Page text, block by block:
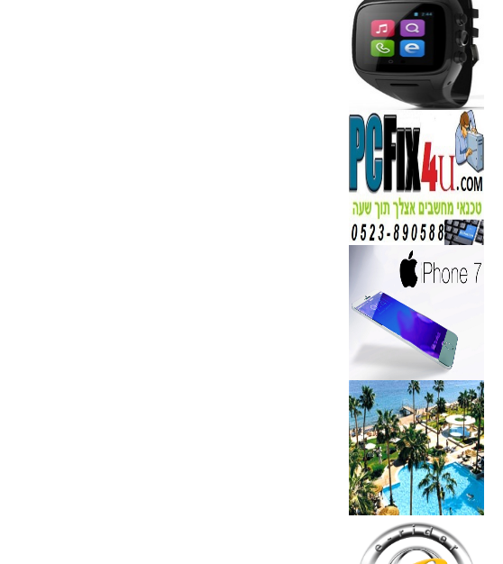
150
₪
מידע נוסף
נגן DVD קורא DIVX עם USB
מבית PIONEER
החל מ- 349 ₪
מידע נוסף
מברשות איפור מיקצועי למאפרים
349
₪
מידע נוסף
מעגל ריסים חשמלי
40
₪
מידע נוסף
מצלמות אינפרא
499
₪
מידע נוסף
18 מברשות למאפרים + נרתיק
ג'מס אדום מעור
720
₪
מידע נוסף
פינצטה לד מאירה